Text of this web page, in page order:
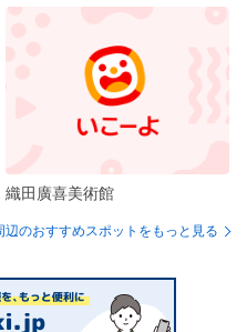
織田廣喜美術館
辺のおすすめスポットをもっと見る